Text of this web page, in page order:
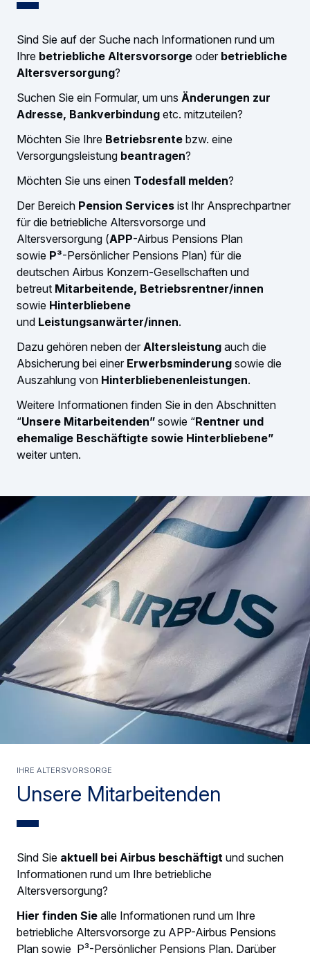
Sind Sie auf der Suche nach Informationen rund um
Ihre betriebliche Altersvorsorge oder betriebliche
Altersversorgung?
Suchen Sie ein Formular, um uns Änderungen zur
Adresse, Bankverbindung etc. mitzuteilen?
Möchten Sie Ihre Betriebsrente bzw. eine
Versorgungsleistung beantragen?
Möchten Sie uns einen Todesfall melden?
Der Bereich Pension Services ist Ihr Ansprechpartner
für die betriebliche Altersvorsorge und
Altersversorgung (APP-Airbus Pensions Plan
sowie P³-Persönlicher Pensions Plan) für die
deutschen Airbus Konzern-Gesellschaften und
betreut Mitarbeitende, Betriebsrentner/innen
sowie Hinterbliebene
und Leistungsanwärter/innen.
Dazu gehören neben der Altersleistung auch die
Absicherung bei einer Erwerbsminderung sowie die
Auszahlung von Hinterbliebenenleistungen.
Weitere Informationen finden Sie in den Abschnitten
“Unsere Mitarbeitenden” sowie “Rentner und
ehemalige Beschäftigte sowie Hinterbliebene”
weiter unten.
Unsere Mitarbeitenden
Ihre Altersvorsorge
Sind Sie aktuell bei Airbus beschäftigt und suchen
Informationen rund um Ihre betriebliche
Altersversorgung?
Hier finden Sie alle Informationen rund um Ihre
betriebliche Altersvorsorge zu APP-Airbus Pensions
Plan sowie P³-Persönlicher Pensions Plan. Darüber